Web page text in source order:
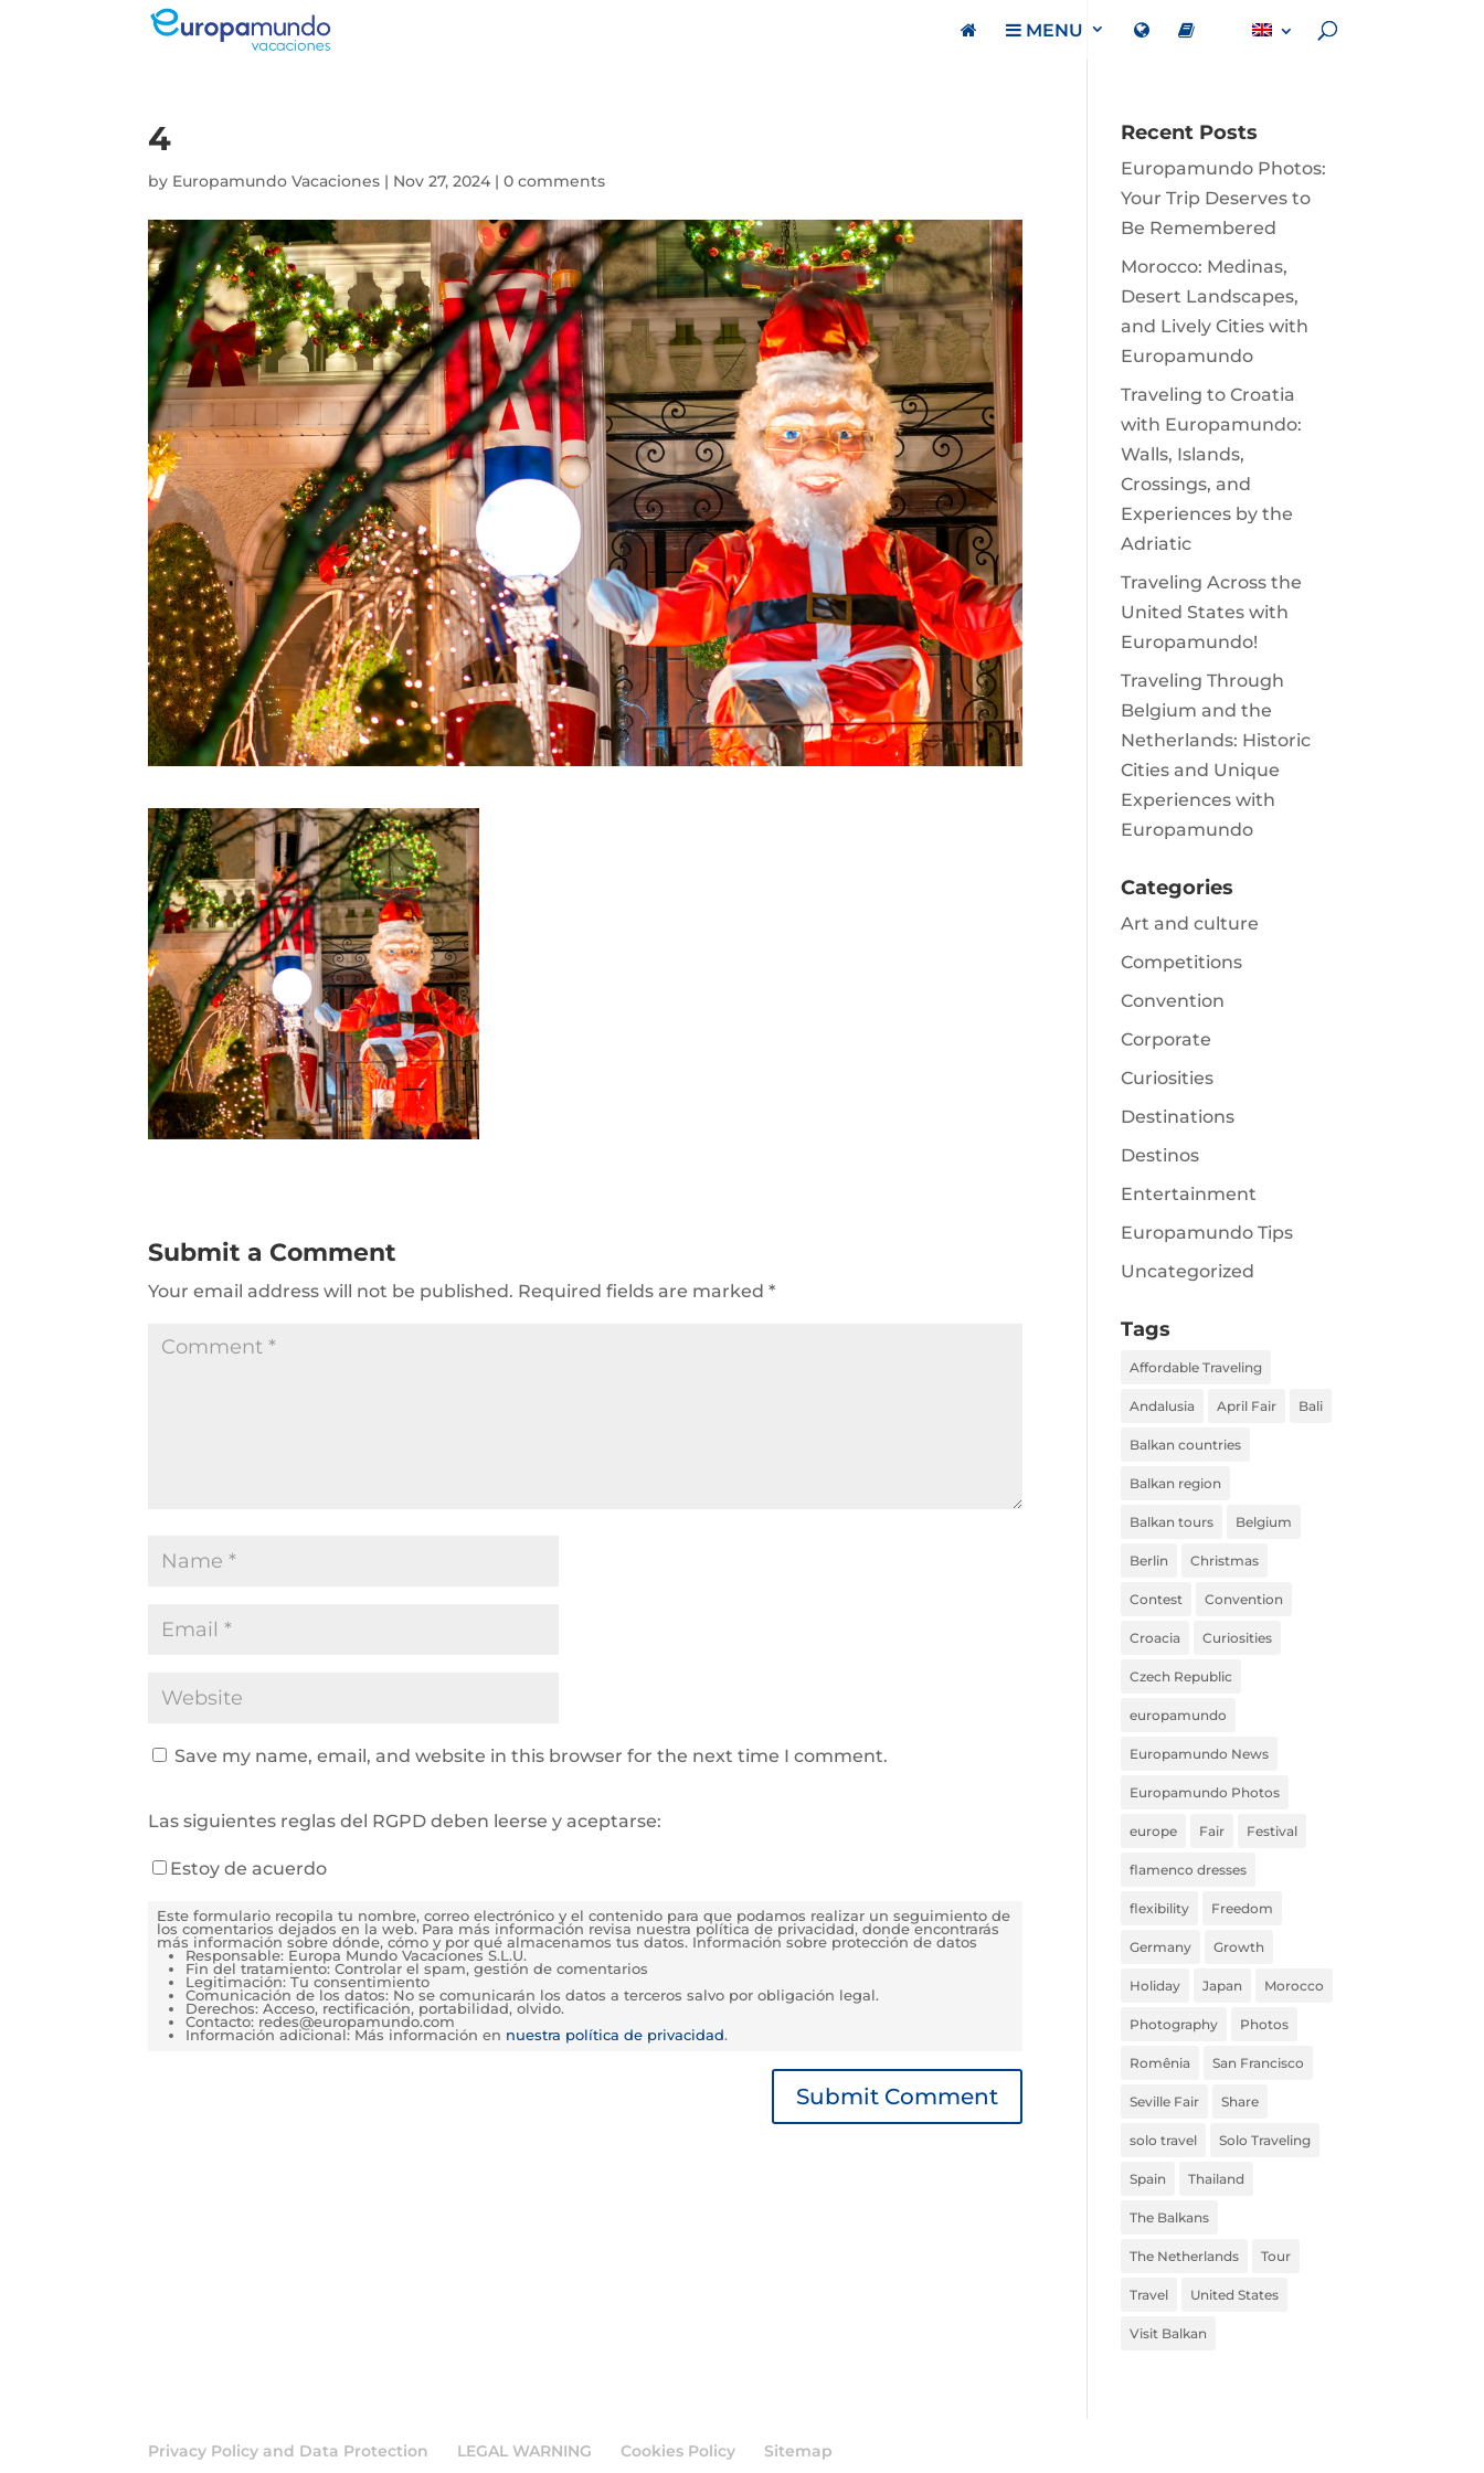
MENU
4
by Europamundo Vacaciones | Nov 27, 2024 |0 comments
Submit a Comment
Your email address will not be published. Required fields are marked*
Save my name, email, and website in this browser for the next time I comment.
Las siguientes reglas del RGPD deben leerse y aceptarse:
Estoy de acuerdo
Este formulario recopila tu nombre, correo electrónico y el contenido para que podamos realizar un seguimiento de
los comentarios dejados en la web. Para más información revisa nuestra política de privacidad, donde encontrarás
más información sobre dónde, cómo y por qué almacenamos tus datos. Información sobre protección de datos
Responsable: Europa Mundo Vacaciones S.L.U.
Fin del tratamiento: Controlar el spam, gestión de comentarios
Legitimación: Tu consentimiento
Comunicación de los datos: No se comunicarán los datos a terceros salvo por obligación legal.
Derechos: Acceso, rectificación, portabilidad, olvido.
Contacto: redes@europamundo.com
Información adicional: Más información en nuestra política de privacidad.
Recent Posts
Europamundo Photos:
Your Trip Deserves to
Be Remembered
Morocco: Medinas,
Desert Landscapes,
and Lively Cities with
Europamundo
Traveling to Croatia
with Europamundo:
Walls, Islands,
Crossings, and
Experiences by the
Adriatic
Traveling Across the
United States with
Europamundo!
Traveling Through
Belgium and the
Netherlands: Historic
Cities and Unique
Experiences with
Europamundo
Categories
Art and culture
Competitions
Convention
Corporate
Curiosities
Destinations
Destinos
Entertainment
Europamundo Tips
Uncategorized
Tags
Affordable Traveling
Andalusia April Fair Bali
Balkan countries
Balkan region
Balkan tours Belgium
Berlin Christmas
Contest Convention
Croacia Curiosities
Czech Republic
europamundo
Europamundo News
Europamundo Photos
europe Fair Festival
flamenco dresses
flexibility Freedom
Germany Growth
Holiday Japan Morocco
Photography Photos
Romênia San Francisco
Seville Fair Share
solo travel Solo Traveling
Spain Thailand
The Balkans
The Netherlands Tour
Travel United States
Visit Balkan
Privacy Policy and Data Protection LEGAL WARNING Cookies Policy Sitemap